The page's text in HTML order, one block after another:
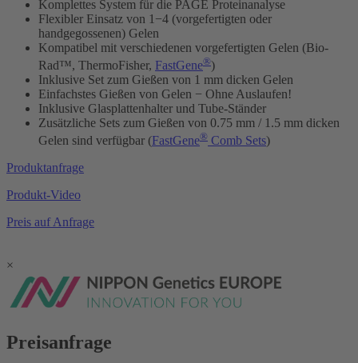
Komplettes System für die PAGE Proteinanalyse
Flexibler Einsatz von 1−4 (vorgefertigten oder
handgegossenen) Gelen
Kompatibel mit verschiedenen vorgefertigten Gelen (Bio-
Rad™, ThermoFisher, FastGene®)
Inklusive Set zum Gießen von 1 mm dicken Gelen
Einfachstes Gießen von Gelen − Ohne Auslaufen!
Inklusive Glasplattenhalter und Tube-Ständer
Zusätzliche Sets zum Gießen von 0.75 mm / 1.5 mm dicken
Gelen sind verfügbar (FastGene® Comb Sets)
Produktanfrage
Produkt-Video
Preis auf Anfrage
×
Preisanfrage